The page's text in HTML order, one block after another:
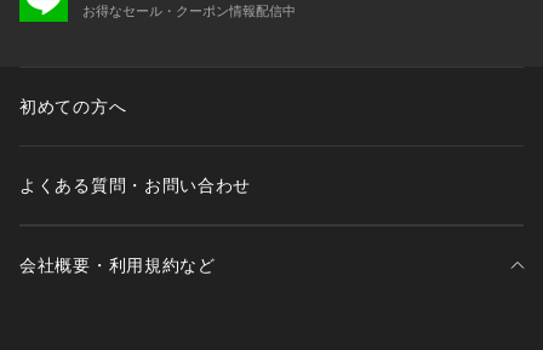
お得なセール・クーポン情報配信中
初めての方へ
よくある質問・お問い合わせ
会社概要・利用規約など